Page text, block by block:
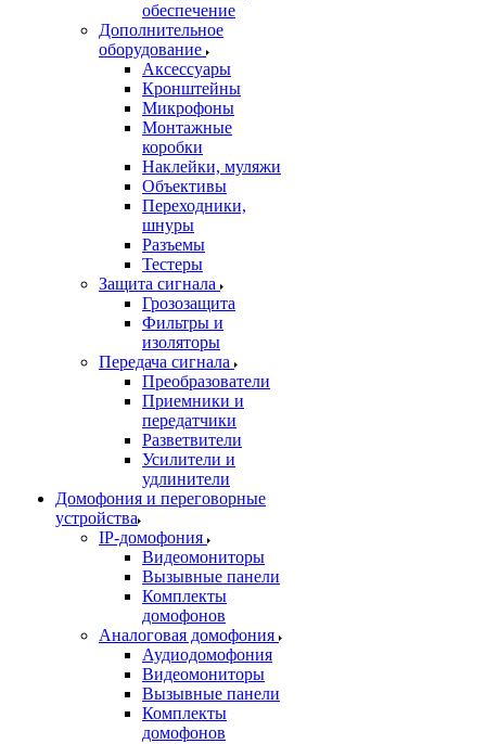
обеспечение
Дополнительное
оборудование
Аксессуары
Кронштейны
Микрофоны
Монтажные
коробки
Наклейки, муляжи
Объективы
Переходники,
шнуры
Разъемы
Тестеры
Защита сигнала
Грозозащита
Фильтры и
изоляторы
Передача сигнала
Преобразователи
Приемники и
передатчики
Разветвители
Усилители и
удлинители
Домофония и переговорные
устройства
IP-домофония
Видеомониторы
Вызывные панели
Комплекты
домофонов
Аналоговая домофония
Аудиодомофония
Видеомониторы
Вызывные панели
Комплекты
домофонов